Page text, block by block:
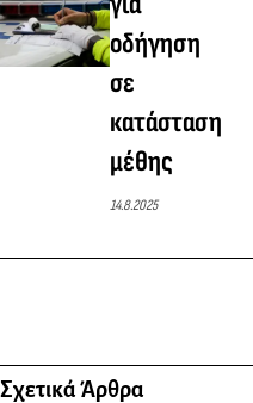
οδήγηση
σε
κατάσταση
μέθης
14.8.2025
Σχετικά Άρθρα